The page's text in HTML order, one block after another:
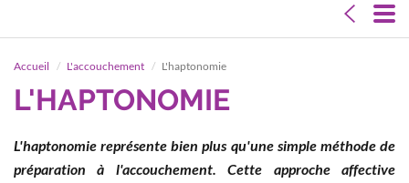
Accueil L'accouchement L'haptonomie
L'HAPTONOMIE
L'haptonomie représente bien plus qu'une simple méthode de
préparation à l'accouchement. Cette approche affective